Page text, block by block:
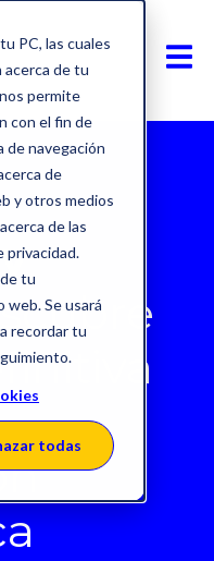
PC, las cuales
acerca de tu
permite
con el fin de
de navegación
de
y otros medios
de las
privacidad.
tu
Se usará
recordar tu
todas